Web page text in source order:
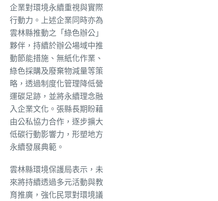
企業對環境永續重視與實際
行動力。上述企業同時亦為
雲林縣推動之「綠色辦公」
夥伴，持續於辦公場域中推
動節能措施、無紙化作業、
綠色採購及廢棄物減量等策
略，透過制度化管理降低營
運碳足跡，並將永續理念融
入企業文化。張縣長期盼藉
由公私協力合作，逐步擴大
低碳行動影響力，形塑地方
永續發展典範。
雲林縣環境保護局表示，未
來將持續透過多元活動與教
育推廣，強化民眾對環境議